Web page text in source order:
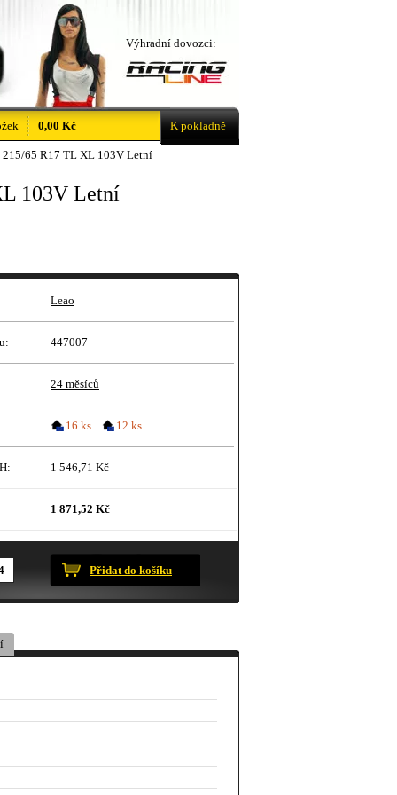
215/65 R17 TL XL 103V Letní
103V Letní
Leao
447007
24 měsíců
16 ks 12 ks
1 546,71 Kč
1 871,52 Kč
Přidat do košíku
Výhradní dovozci:
0,00 Kč K pokladně